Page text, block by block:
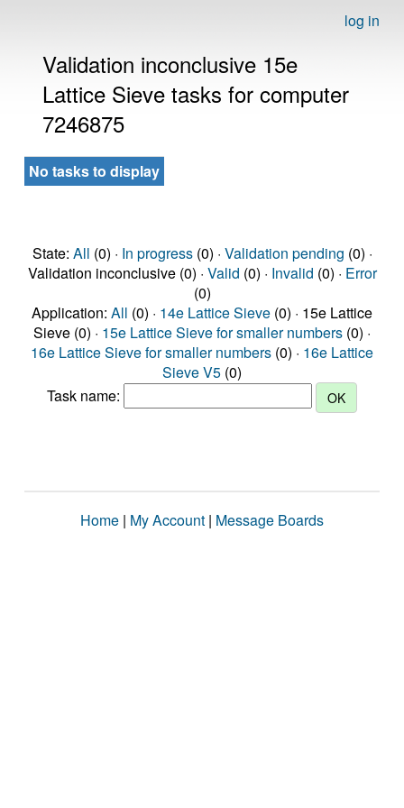
log in
Validation inconclusive 15e
Lattice Sieve tasks for computer
7246875
No tasks to display
State: All (0) · In progress(0) · Validation pending (0) ·
Validation inconclusive (0) · Valid (0) · Invalid (0) · Error
(0)
Application: All (0) · 14e Lattice Sieve (0) · 15e Lattice
Sieve (0) · 15e Lattice Sieve for smaller numbers (0) ·
16e Lattice Sieve for smaller numbers (0) · 16e Lattice
Sieve V5 (0)
Task name:
Home | My Account | Message Boards